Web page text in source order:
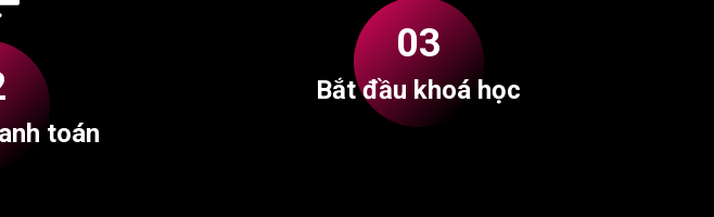
toán
03
Bắt đầu khoá học